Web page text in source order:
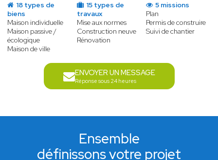
18 types de
biens
Maison individuelle
Maison passive /
écologique
Maison de ville
15 types de
travaux
Mise aux normes
Construction neuve
Rénovation
5 missions
Plan
Permis de construire
Suivi de chantier
ENVOYER UN MESSAGE
Réponse sous 24 heures
Ensemble
définissons votre projet